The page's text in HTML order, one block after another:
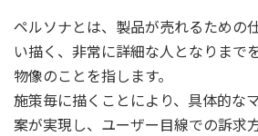
ペルソナとは、製品が売れるための
い描く、非常に詳細な人となりまで
物像のことを指します。
施策毎に描くことにより、具体的な
案が実現し、ユーザー目線での訴求